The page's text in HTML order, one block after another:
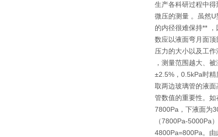
生产各科研过程中
微压的测量 。虽然
的内径很难保持**
数应以液面弯月面
压力的大小以及工
，测量范围越大、
±2.5%，0.5kPa时
取两边玻璃管的液
管数值的重要性。
7800Pa，下液面为
（7800Pa-5000Pa
4800Pa=800Pa。